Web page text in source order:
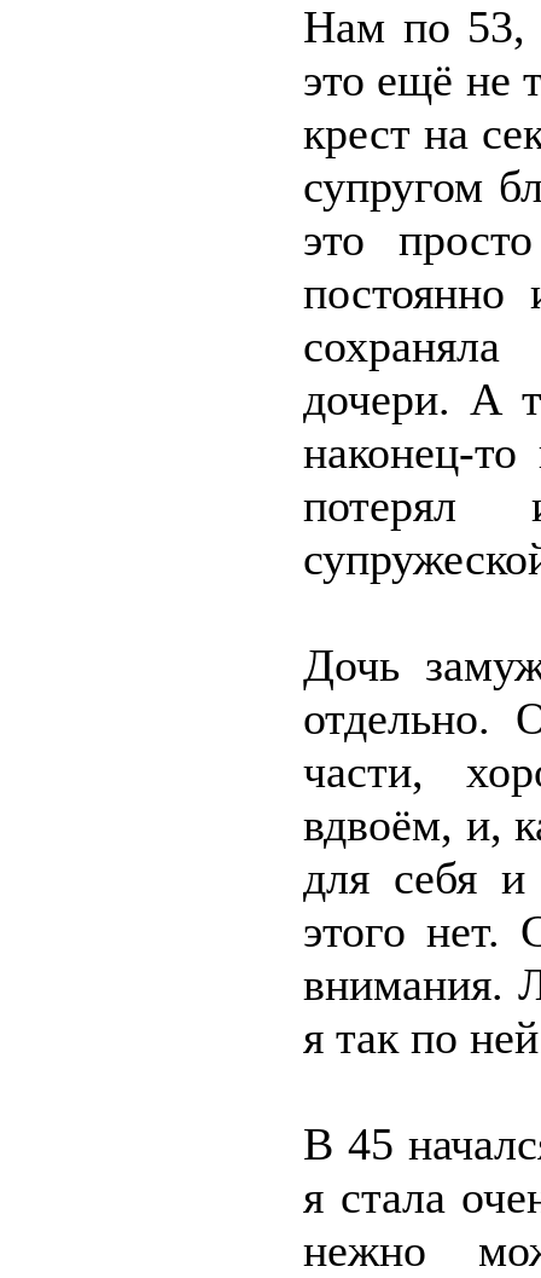
Нам по 53,
это ещё не
крест на
супругом
это
постоянно
дочери. А
наконец-
потерял
Дочь
отдельно.
части,
вдвоём, и,
для себя и
этого нет.
внимания.
я так по
В 45
я стала
нежно